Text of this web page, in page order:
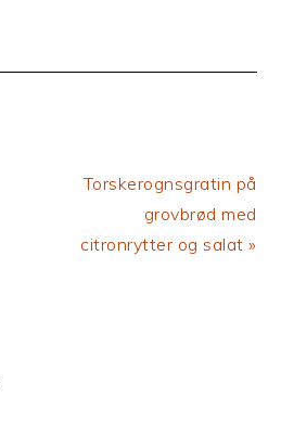
Next
Torskerognsgratin på
grovbrød med
citronrytter og salat »